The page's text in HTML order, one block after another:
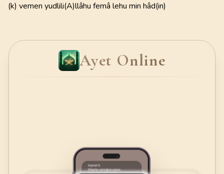
(k) vemen yudlili(A)llâhu femâ lehu min hâd(in)
Ayet Online